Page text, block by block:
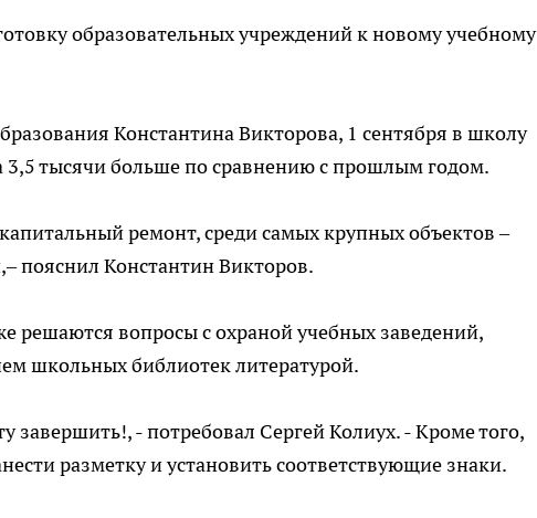
образовательных учреждений к новому учебному
Константина Викторова, 1 сентября в школу
3,5 тысячи больше по сравнению с прошлым годом.
ремонт, среди самых крупных объектов –
пояснил Константин Викторов.
решаются вопросы с охраной учебных заведений,
школьных библиотек литературой.
завершить!, - потребовал Сергей Колиух. - Кроме того,
разметку и установить соответствующие знаки.